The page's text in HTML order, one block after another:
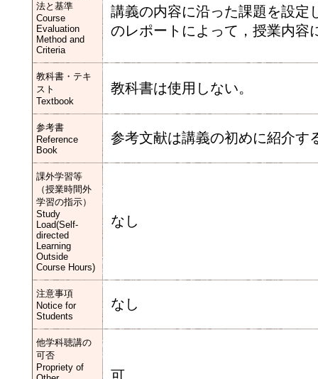
法と基準
Course
Evaluation
Method and
Criteria
講義の内容に沿った課題を設定
のレポートによって，授業内容
教科書・テキ
スト
Textbook
教科書は使用しない。
参考書
Reference
Book
参考文献は講義の初めに紹介す
課外学習等
（授業時間外
学習の指示）
Study
Load(Self-
directed
Learning
Outside
Course Hours)
なし
注意事項
Notice for
Students
なし
他学科聴講の
可否
Propriety of
可